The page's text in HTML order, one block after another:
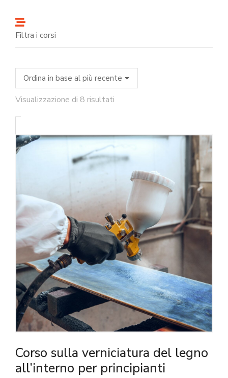
Filtra i corsi
Visualizzazione di 8 risultati
Corso sulla verniciatura del legno
all’interno per principianti